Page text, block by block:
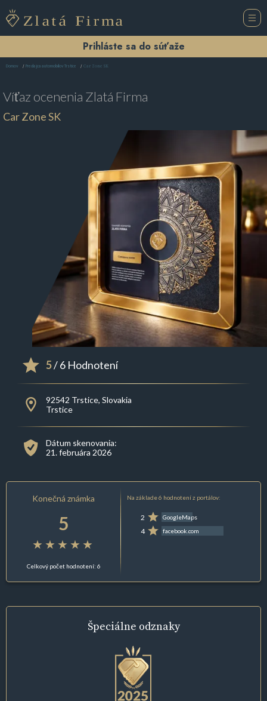
Prihláste sa do súťaže
Domov Predajca automobilov Trstice Car Zone SK
Víťaz ocenenia Zlatá Firma
Car Zone SK
5/ 6 Hodnotení
92542 Trstice, Slovakia
Trstice
Dátum skenovania:
21. februára 2026
Konečná známka
5
Celkový počet hodnotení: 6
Na základe 6 hodnotení z portálov:
2 GoogleMaps
4 facebook.com
Špeciálne odznaky